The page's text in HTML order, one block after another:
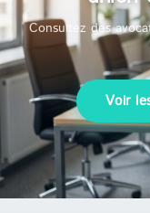
Consultez des
Voir